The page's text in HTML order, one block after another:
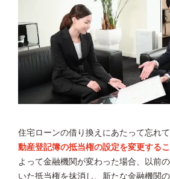
住宅ローンの借り換えにあたって忘れて
動産登記簿の抵当権の設定を変更する
よって金融機関が変わった場合、以前
いた抵当権を抹消し、新たな金融機関